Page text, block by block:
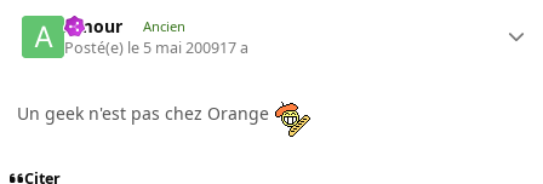
Amour Ancien
Posté(e) le 5 mai 200917 a
Un geek n'est pas chez Orange
Citer